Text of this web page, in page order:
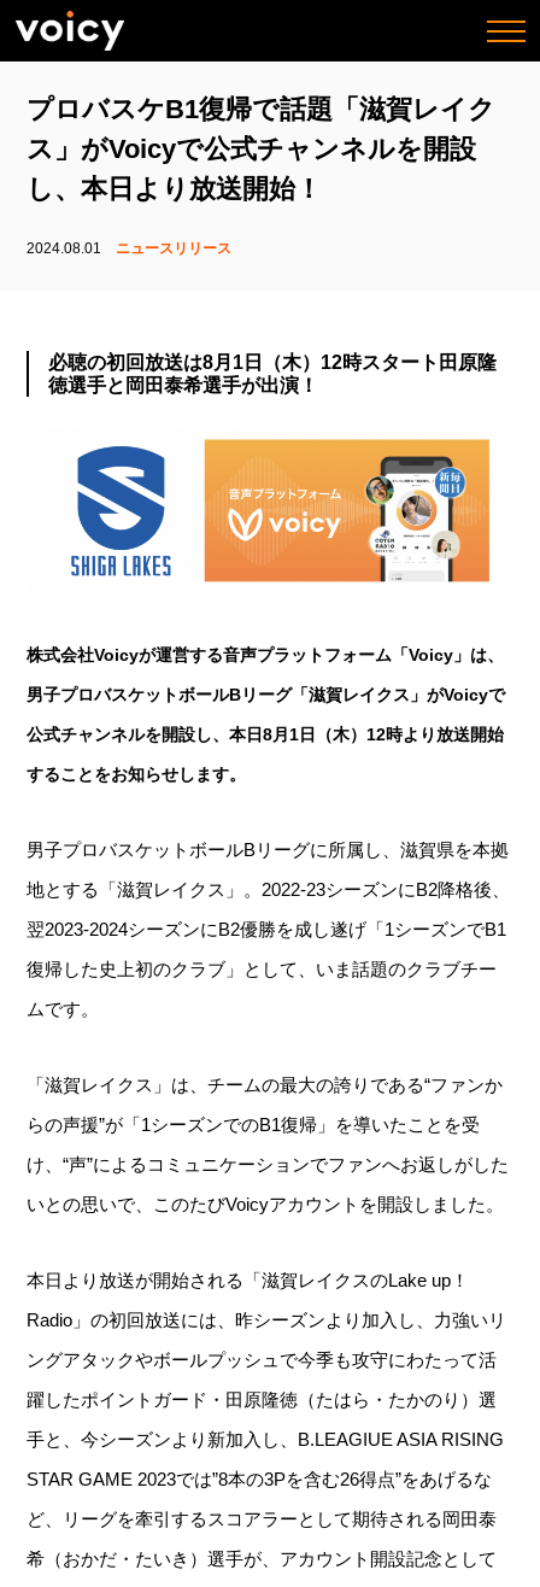
プロバスケB1復帰で話題「滋賀レイク
ス」がVoicyで公式チャンネルを開設
し、本日より放送開始！
2024.08.01 ニュースリリース
必聴の初回放送は8月1日（木）12時スタート田原隆
徳選手と岡田泰希選手が出演！
株式会社Voicyが運営する音声プラットフォーム「Voicy」は、
男子プロバスケットボールBリーグ「滋賀レイクス」がVoicyで
公式チャンネルを開設し、本日8月1日（木）12時より放送開始
することをお知らせします。
男子プロバスケットボールBリーグに所属し、滋賀県を本拠
地とする「滋賀レイクス」。2022-23シーズンにB2降格後、
翌2023-2024シーズンにB2優勝を成し遂げ「1シーズンでB1
復帰した史上初のクラブ」として、いま話題のクラブチー
ムです。
「滋賀レイクス」は、チームの最大の誇りである“ファンか
らの声援”が「1シーズンでのB1復帰」を導いたことを受
け、“声”によるコミュニケーションでファンへお返しがした
いとの思いで、このたびVoicyアカウントを開設しました。
本日より放送が開始される「滋賀レイクスのLake up！
Radio」の初回放送には、昨シーズンより加入し、力強いリ
ングアタックやボールプッシュで今季も攻守にわたって活
躍したポイントガード・田原隆徳（たはら・たかのり）選
手と、今シーズンより新加入し、B.LEAGIUE ASIA RISING
STAR GAME 2023では”8本の3Pを含む26得点”をあげるな
ど、リーグを牽引するスコアラーとして期待される岡田泰
希（おかだ・たいき）選手が、アカウント開設記念として